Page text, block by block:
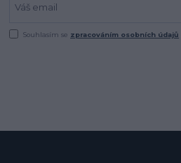
Souhlasím se zpracováním osobních údajů